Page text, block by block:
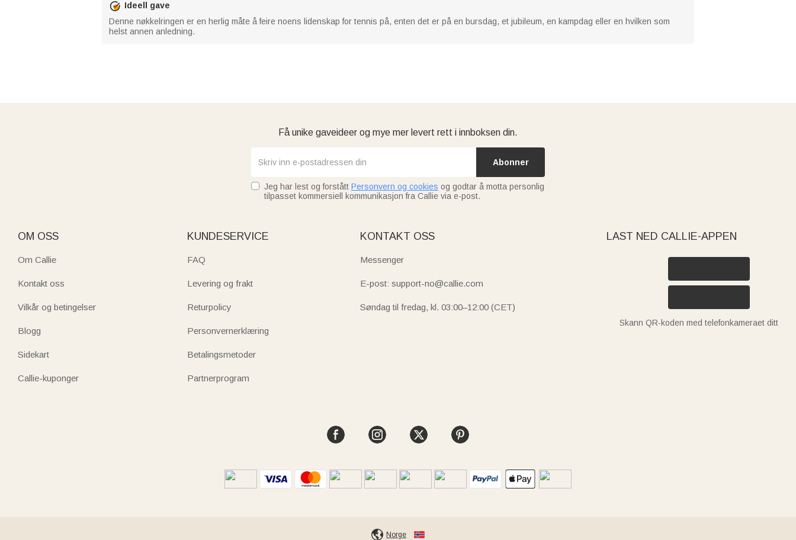
Ideell gave
Denne nøkkelringen er en herlig måte å feire noens lidenskap for tennis på, enten det er på en bursdag, et jubileum, en kampdag eller en hvilken som
helst annen anledning.
Få unike gaveideer og mye mer levert rett i innboksen din.
Abonner
Jeg har lest og forstått Personvern og cookies og godtar å motta personlig
tilpasset kommersiell kommunikasjon fra Callie via e-post.
OM OSS
Om Callie
Kontakt oss
Vilkår og betingelser
Blogg
Sidekart
Callie-kuponger
KUNDESERVICE
FAQ
Levering og frakt
Returpolicy
Personvernerklæring
Betalingsmetoder
Partnerprogram
KONTAKT OSS
Messenger
E-post: support-no@callie.com
Søndag til fredag, kl. 03:00–12:00 (CET)
LAST NED CALLIE-APPEN
Skann QR-koden med telefonkameraet ditt
Norge